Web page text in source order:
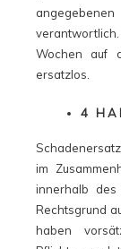
Wochen auf
ersatzlos.
4
im
innerhalb
Rechtsgrund
haben